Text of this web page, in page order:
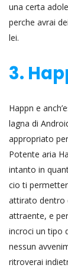
una certa
perche avrai
lei.
3.
Happn e
lagna di
appropriato
Potente aria
intanto in
cio ti
attirato dentro
attraente, e
incroci un tipo
nessun
ritroverai